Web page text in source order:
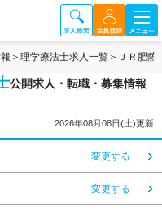
理学療法士求人一覧 ＪＲ肥
公開求人・転職・募集情報
2026年08月08日(土)更新
変更する
変更する